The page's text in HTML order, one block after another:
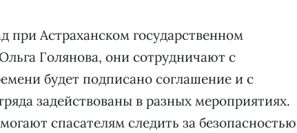
при Астраханском государственном
Голянова, они сотрудничают с
будет подписано соглашение и с
задействованы в разных мероприятиях.
спасателям следить за безопасностью